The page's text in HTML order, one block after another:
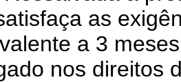
as
a 3
nos direitos